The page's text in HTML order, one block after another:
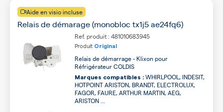
Aide en visio incluse
Relais de démarage (monobloc tx1j5 ae24fq6)
Ref. produit : 481010683945
Produit Original
Relais de démarrage - Klixon pour
Réfrigérateur COLDIS
Marques compatibles : WHIRLPOOL, INDESIT,
HOTPOINT ARISTON, BRANDT, ELECTROLUX,
FAGOR, FAURE, ARTHUR MARTIN, AEG,
ARISTON ...